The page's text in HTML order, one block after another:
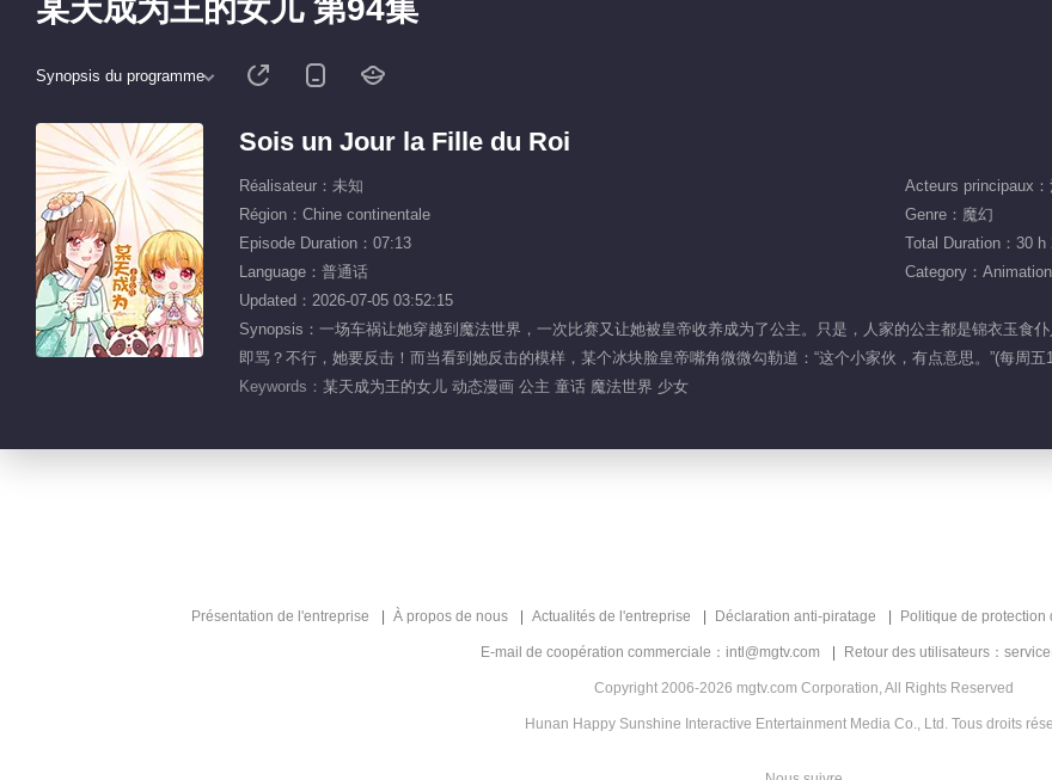
某天成为王的女儿 第94集
Synopsis du programme
Sois un Jour la Fille du Roi
Réalisateur：未知
Acteurs principaux
Région：Chine continentale
Genre：魔幻
Episode Duration：07:13
Total Duration：30 h
Language：普通话
Category：
Updated：2026-07-05 03:52:15
Synopsis：一场车祸让她穿越到魔法世界，一次比赛又让她被皇帝收养成为了公主。只是，人家的公主都是锦衣玉食
即骂？不行，她要反击！而当看到她反击的模样，某个冰块脸皇帝嘴角微微勾勒道：“这个小家伙，有点意思。”(每周五
Keywords： 某天成为王的女儿 动态漫画 公主 童话 魔法世界 少女
Présentation de l'entreprise À propos de nous Actualités de l'entreprise Déclaration anti-piratage Politique de
E-mail de coopération commerciale：intl@mgtv.com Retour des utilisateurs：
Copyright 2006-2026 mgtv.com Corporation, All Rights Reserved
Hunan Happy Sunshine Interactive Entertainment Media Co., Ltd. Tous droits